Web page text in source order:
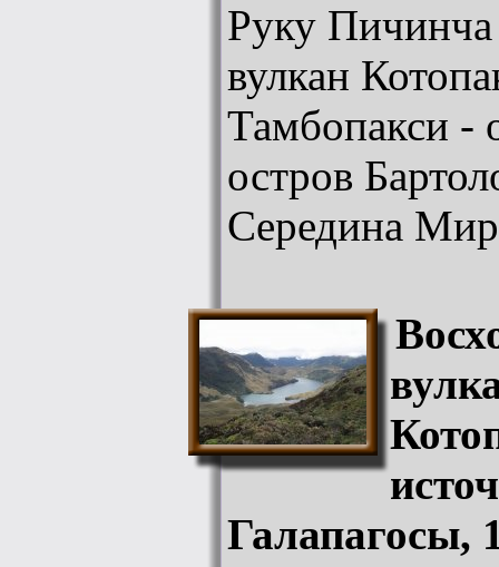
Руку
вулкан
Тамбопакси -
остров
Середина
Галапагосы,